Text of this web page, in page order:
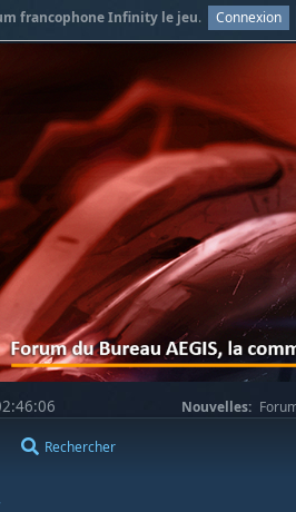
francophone Infinity le jeu. Connexion
Nouvelles:
Rechercher